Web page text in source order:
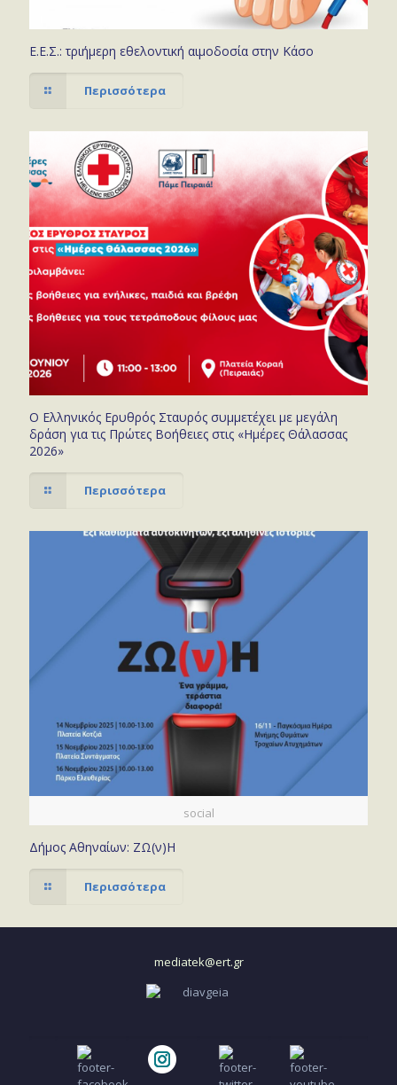
Ε.Ε.Σ.: τριήμερη εθελοντική αιμοδοσία στην Κάσο
Περισσότερα
Ο Ελληνικός Ερυθρός Σταυρός συμμετέχει με μεγάλη
δράση για τις Πρώτες Βοήθειες στις «Ημέρες Θάλασσας
2026»
Περισσότερα
social
Δήμος Αθηναίων: ΖΩ(ν)Η
Περισσότερα
mediatek@ert.gr